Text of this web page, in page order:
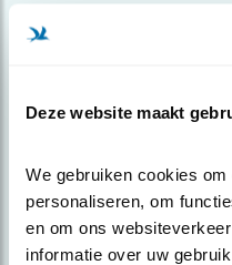
Deze website maakt
We gebruiken cookies
personaliseren, om
en om ons
informatie over uw
Meld je aan en ontvang
over vogels en